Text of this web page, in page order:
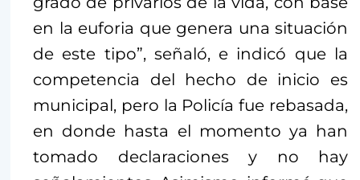
en la euforia que genera una situación
de este tipo”, señaló, e indicó que la
competencia del hecho de inicio es
municipal, pero la Policía fue rebasada,
en donde hasta el momento ya han
tomado declaraciones y no hay